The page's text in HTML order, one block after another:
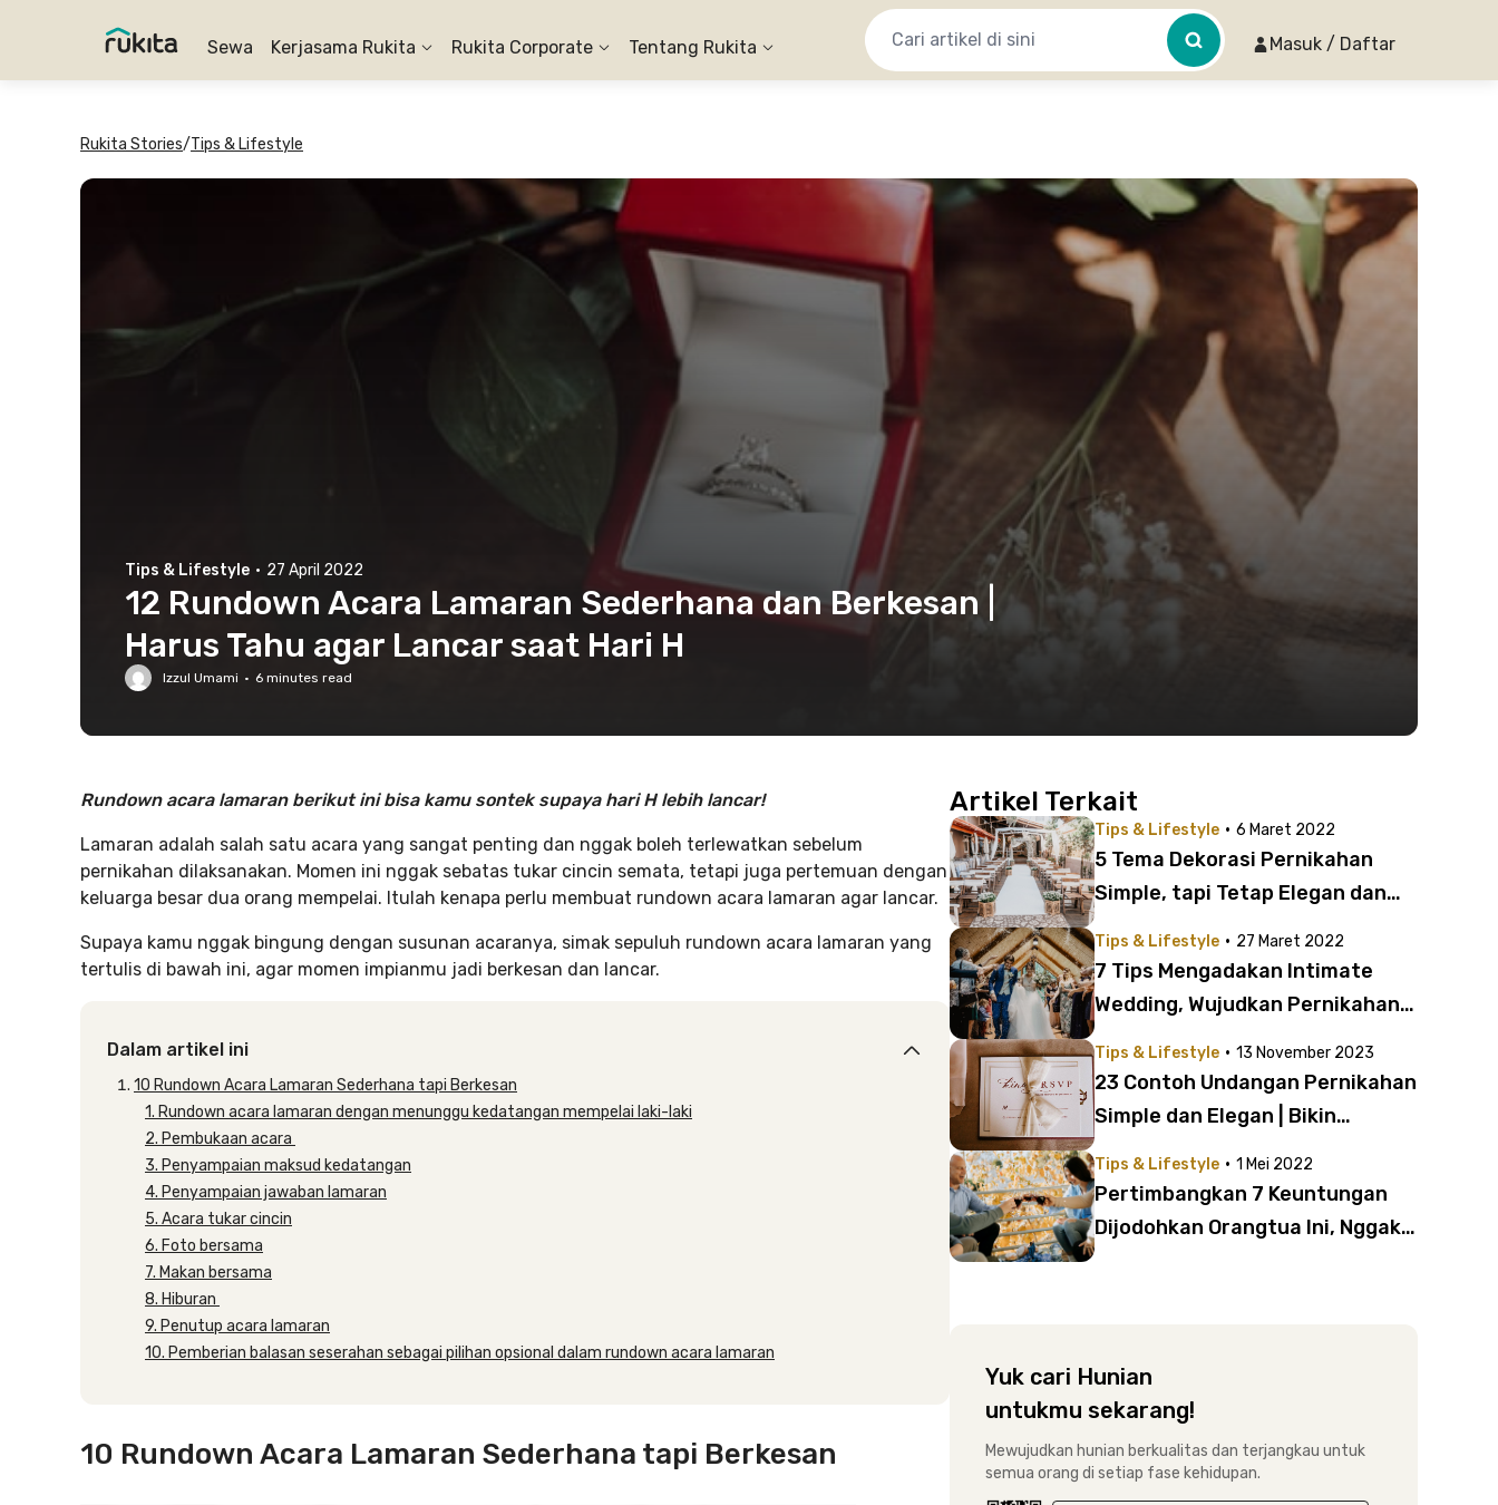
Sewa Kerjasama Rukita Rukita Corporate Tentang Rukita Masuk / Daftar
Rukita Stories/Tips & Lifestyle
Tips & Lifestyle · 27 April 2022
12 Rundown Acara Lamaran Sederhana dan Berkesan |
Harus Tahu agar Lancar saat Hari H
Izzul Umami · 6 minutes read
Rundown acara lamaran berikut ini bisa kamu sontek supaya hari H lebih lancar!
Lamaran adalah salah satu acara yang sangat penting dan nggak boleh terlewatkan sebelum
pernikahan dilaksanakan. Momen ini nggak sebatas tukar cincin semata, tetapi juga pertemuan dengan
keluarga besar dua orang mempelai. Itulah kenapa perlu membuat rundown acara lamaran agar lancar.
Supaya kamu nggak bingung dengan susunan acaranya, simak sepuluh rundown acara lamaran yang
tertulis di bawah ini, agar momen impianmu jadi berkesan dan lancar.
Dalam artikel ini
10 Rundown Acara Lamaran Sederhana tapi Berkesan
1. Rundown acara lamaran dengan menunggu kedatangan mempelai laki-laki
2. Pembukaan acara
3. Penyampaian maksud kedatangan
4. Penyampaian jawaban lamaran
5. Acara tukar cincin
6. Foto bersama
7. Makan bersama
8. Hiburan
9. Penutup acara lamaran
10. Pemberian balasan seserahan sebagai pilihan opsional dalam rundown acara lamaran
10 Rundown Acara Lamaran Sederhana tapi Berkesan
Artikel Terkait
Tips & Lifestyle · 6 Maret 2022
5 Tema Dekorasi Pernikahan
Simple, tapi Tetap Elegan dan
Tips & Lifestyle · 27 Maret 2022
7 Tips Mengadakan Intimate
Wedding, Wujudkan Pernikahan
Tips & Lifestyle · 13 November 2023
23 Contoh Undangan Pernikahan
Simple dan Elegan | Bikin
Tips & Lifestyle · 1 Mei 2022
Pertimbangkan 7 Keuntungan
Dijodohkan Orangtua Ini, Nggak
Yuk cari Hunian
untukmu sekarang!
Mewujudkan hunian berkualitas dan terjangkau untuk
semua orang di setiap fase kehidupan.